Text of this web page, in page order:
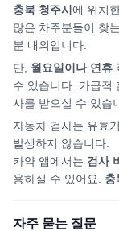
충북 청주시 에 위치
많은 차주분들이 찾
분 내외입니다.
단, 월요일이나 연휴
수 있습니다. 가급적
사를 받으실 수 있습
자동차 검사는 유효
발생하지 않습니다.
카약 앱에서는 검사
용하실 수 있어요. 충
자주 묻는 질문